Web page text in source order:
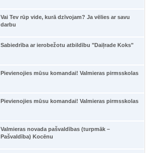
Vai Tev rūp vide, kurā dzīvojam? Ja vēlies ar savu
darbu
Sabiedrība ar ierobežotu atbildību "Daiļrade Koks"
Pievienojies mūsu komandai! Valmieras pirmsskolas
Pievienojies mūsu komandai! Valmieras pirmsskolas
Valmieras novada pašvaldības (turpmāk –
Pašvaldība) Kocēnu